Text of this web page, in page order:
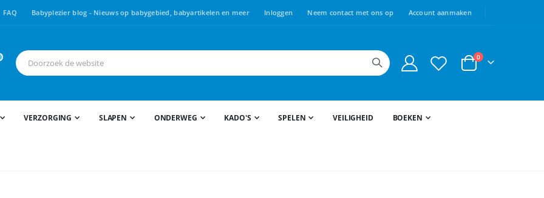
FAQ Babyplezier blog - Nieuws op babygebied, babyartikelen en meer Inloggen Neem contact met ons op Account aanmaken
Cart
0producten
VERZORGING SLAPEN ONDERWEG KADO'S SPELEN VEILIGHEID BOEKEN